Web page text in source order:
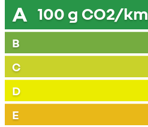
A 100 g CO2/km
B
C
D
E